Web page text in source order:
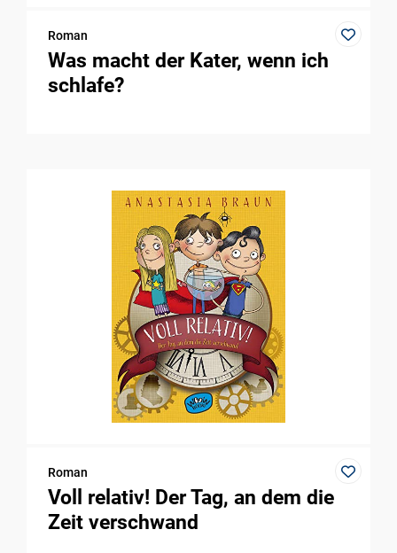
Roman
Was macht der Kater, wenn ich
schlafe?
Roman
Voll relativ! Der Tag, an dem die
Zeit verschwand